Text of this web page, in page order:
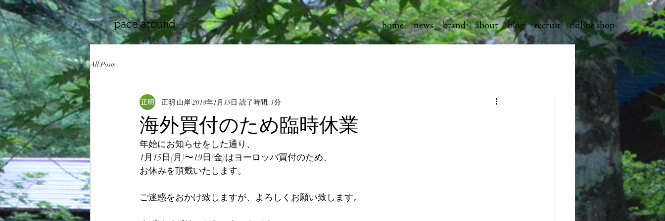
home news brand about blog recruit online shop
All Posts
海外買付のため臨時休業
正明 山岸 2018年1月15日 読了時間: 1分
年始にお知らせをした通り、
1月15日(月)〜19日(金)はヨーロッパ買付のため、
お休みを頂戴いたします。
ご迷惑をおかけ致しますが、よろしくお願い致します。